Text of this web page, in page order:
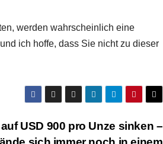
werden wahrscheinlich eine
ich hoffe, dass Sie nicht zu dieser
USD 900 pro Unze sinken –